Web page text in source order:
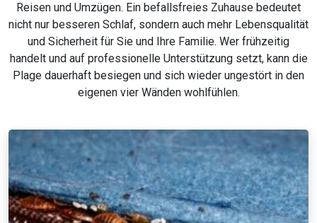
Reisen und Umzügen. Ein befallsfreies Zuhause bedeutet
nicht nur besseren Schlaf, sondern auch mehr Lebensqualität
und Sicherheit für Sie und Ihre Familie. Wer frühzeitig
handelt und auf professionelle Unterstützung setzt, kann die
Plage dauerhaft besiegen und sich wieder ungestört in den
eigenen vier Wänden wohlfühlen.